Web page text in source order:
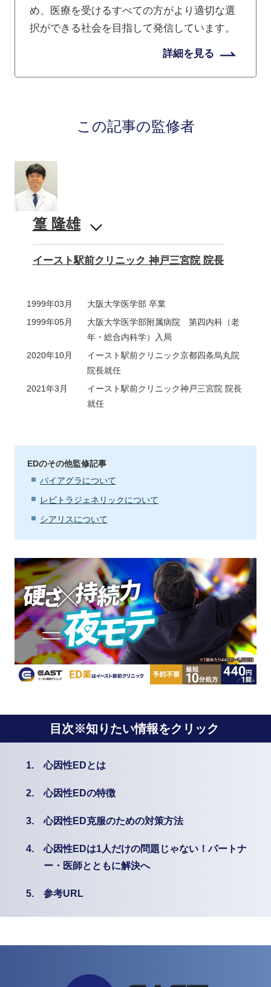
め、医療を受けるすべての方がより適切な選
択ができる社会を目指して発信しています。
詳細を見る
この記事の監修者
篁 隆雄
イースト駅前クリニック 神戸三宮院 院長
1999年03月
大阪大学医学部 卒業
1999年05月
大阪大学医学部附属病院 第四内科（老
年・総合内科学）入局
2020年10月
イースト駅前クリニック京都四条烏丸院
院長就任
2021年3月
イースト駅前クリニック神戸三宮院 院長
就任
EDのその他監修記事
バイアグラについて
レビトラジェネリックについて
シアリスについて
目次※知りたい情報をクリック
1. 心因性EDとは
2. 心因性EDの特徴
3. 心因性ED克服のための対策方法
4.
心因性EDは1人だけの問題じゃない！パートナ
ー・医師とともに解決へ
5. 参考URL